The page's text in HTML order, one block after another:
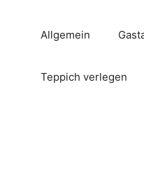
Allgemein
Teppich verlegen